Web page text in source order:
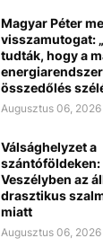
Magyar Péter
visszamutogat:
tudták, hogy a
összedőlés
Augusztus 06, 2026
Válsághelyzet a
szántóföldeken:
Veszélyben az
drasztikus
miatt
Augusztus 06, 2026